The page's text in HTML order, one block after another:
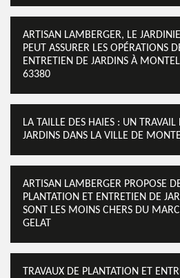
ARTISAN LAMBERGER, LE
PEUT ASSURER LES OPÉRATIONS
ENTRETIEN DE JARDINS À
63380
LA TAILLE DES HAIES : UN
JARDINS DANS LA VILLE DE
ARTISAN LAMBERGER PROPOSE
PLANTATION ET ENTRETIEN DE
SONT LES MOINS CHERS DU
GELAT
TRAVAUX DE PLANTATION ET